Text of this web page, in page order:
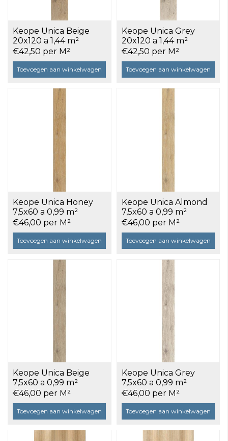
Keope Unica Beige
20x120 a 1,44 m²
€42,50 per M²
Toevoegen aan winkelwagen
Keope Unica Grey
20x120 a 1,44 m²
€42,50 per M²
Toevoegen aan winkelwagen
Keope Unica Honey
7,5x60 a 0,99 m²
€46,00 per M²
Toevoegen aan winkelwagen
Keope Unica Almond
7,5x60 a 0,99 m²
€46,00 per M²
Toevoegen aan winkelwagen
Keope Unica Beige
7,5x60 a 0,99 m²
€46,00 per M²
Toevoegen aan winkelwagen
Keope Unica Grey
7,5x60 a 0,99 m²
€46,00 per M²
Toevoegen aan winkelwagen